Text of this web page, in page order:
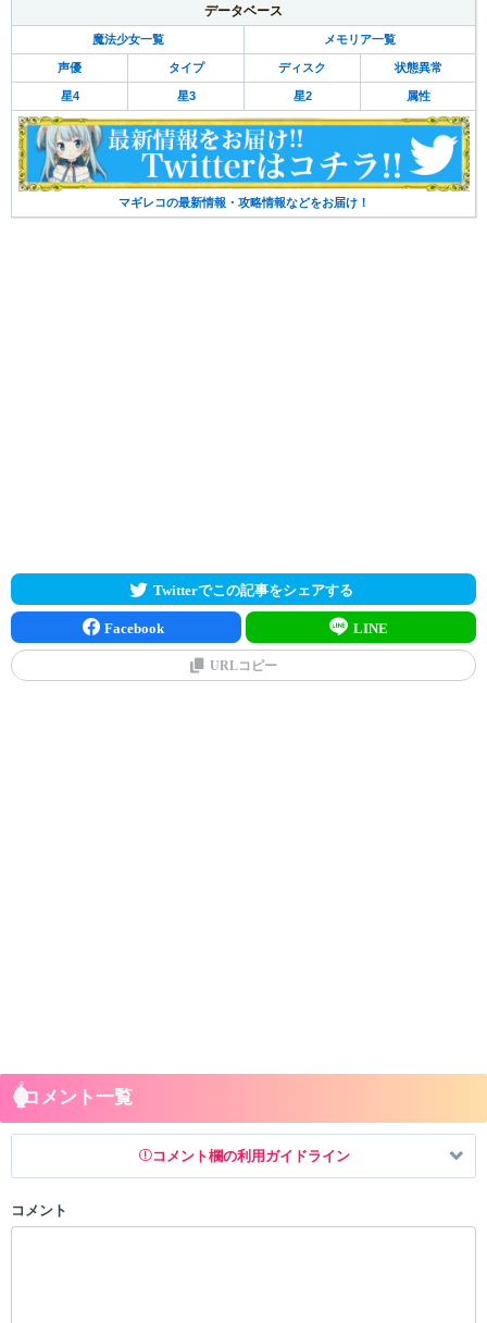
データベース
魔法少女一覧 メモリア一覧
声優 タイプ ディスク 状態異常
星4 星3 星2 属性
マギレコの最新情報・攻略情報などをお届け！
Twitterでこの記事をシェアする
Facebook LINE
URLコピー
コメント一覧
コメント欄の利用ガイドライン
以下の書き込みを禁止とし、場合によってはコメント削除や書き込み制
コメント